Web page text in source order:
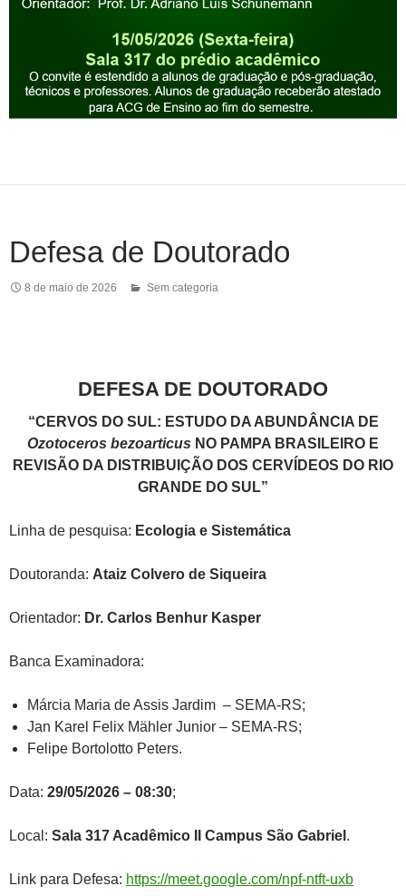
Defesa de Doutorado
8 de maio de 2026 Sem categoria
DEFESA DE DOUTORADO
“CERVOS DO SUL: ESTUDO DA ABUNDÂNCIA DE
Ozotoceros bezoarticus NO PAMPA BRASILEIRO E
REVISÃO DA DISTRIBUIÇÃO DOS CERVÍDEOS DO RIO
GRANDE DO SUL”
Linha de pesquisa: Ecologia e Sistemática
Doutoranda: Ataiz Colvero de Siqueira
Orientador: Dr. Carlos Benhur Kasper
Banca Examinadora:
Márcia Maria de Assis Jardim – SEMA-RS;
Jan Karel Felix Mähler Junior – SEMA-RS;
Felipe Bortolotto Peters.
Data: 29/05/2026 – 08:30;
Local: Sala 317 Acadêmico II Campus São Gabriel .
Link para Defesa: https://meet.google.com/npf-ntft-uxb